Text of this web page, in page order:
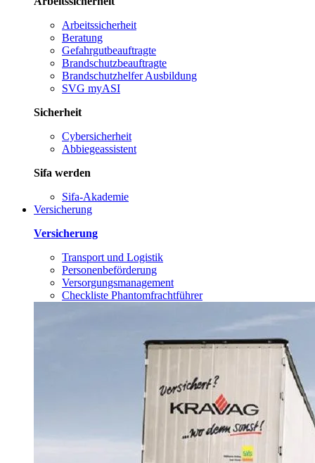
Arbeitssicherheit
Beratung
Gefahrgutbeauftragte
Brandschutzbeauftragte
Brandschutzhelfer Ausbildung
SVG myASI
Sicherheit
Cybersicherheit
Abbiegeassistent
Sifa werden
Sifa-Akademie
Versicherung
Versicherung
Transport und Logistik
Personenbeförderung
Versorgungsmanagement
Checkliste Phantomfrachtführer